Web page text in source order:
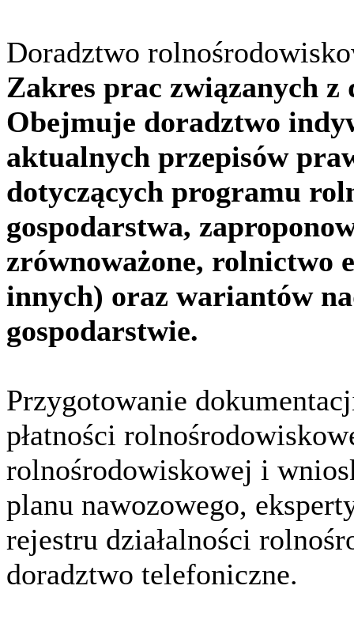
Doradztwo
Zakres prac związanych
Obejmuje doradztwo
aktualnych przepisów
dotyczących programu
gospodarstwa,
zrównoważone, rolnictwo
innych) oraz wariantów
gospodarstwie.
Przygotowanie
płatności
rolnośrodowiskowej i
planu nawozowego,
rejestru działalności
doradztwo telefoniczne.